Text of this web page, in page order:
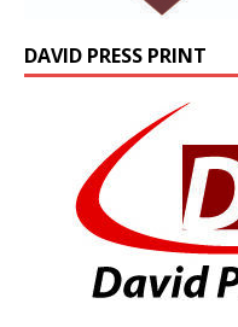
DAVID PRESS PRINT